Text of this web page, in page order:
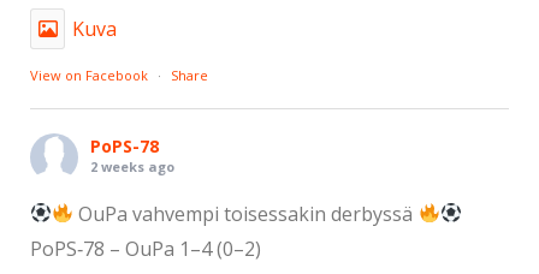
Kuva
View on Facebook · Share
PoPS-78
2 weeks ago
OuPa vahvempi toisessakin derbyssä
PoPS‑78 – OuPa 1–4 (0–2)